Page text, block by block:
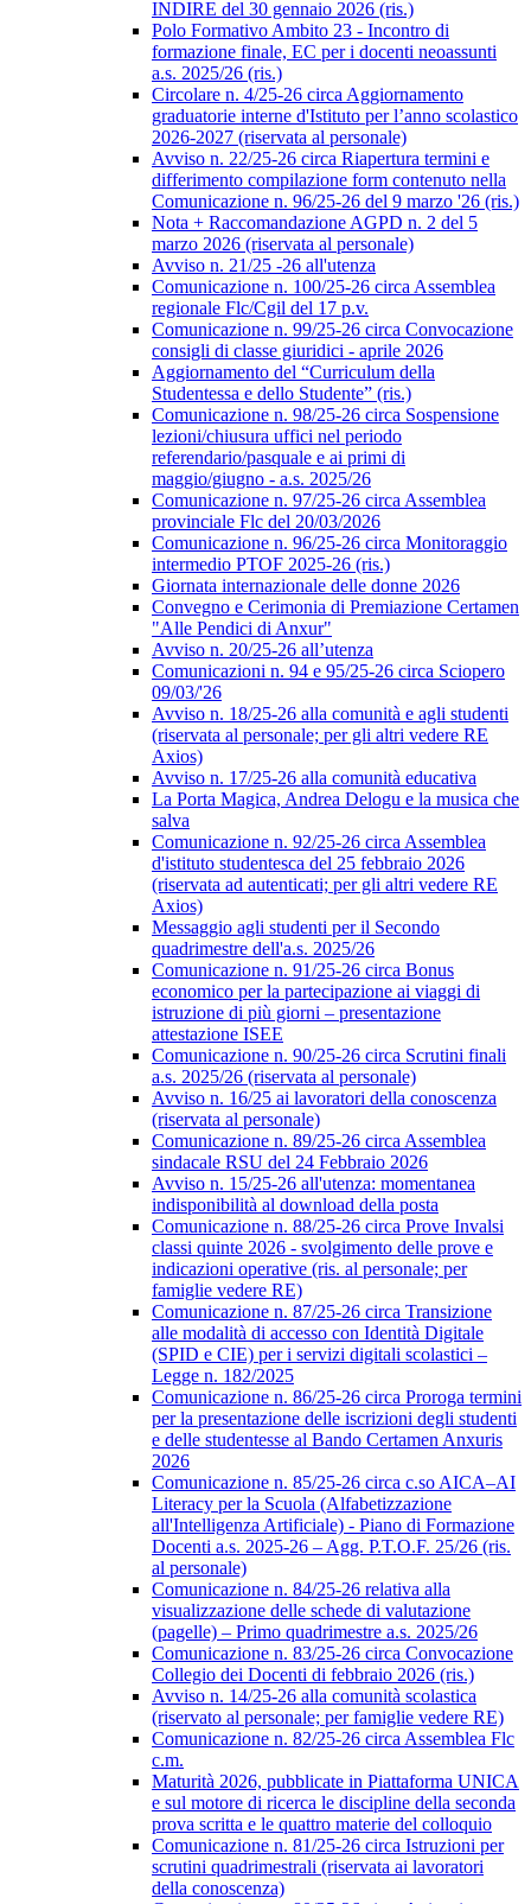
INDIRE del 30 gennaio 2026 (ris.)
Polo Formativo Ambito 23 - Incontro di
formazione finale, EC per i docenti neoassunti
a.s. 2025/26 (ris.)
Circolare n. 4/25-26 circa Aggiornamento
graduatorie interne d'Istituto per l’anno scolastico
2026-2027 (riservata al personale)
Avviso n. 22/25-26 circa Riapertura termini e
differimento compilazione form contenuto nella
Comunicazione n. 96/25-26 del 9 marzo '26 (ris.)
Nota + Raccomandazione AGPD n. 2 del 5
marzo 2026 (riservata al personale)
Avviso n. 21/25 -26 all'utenza
Comunicazione n. 100/25-26 circa Assemblea
regionale Flc/Cgil del 17 p.v.
Comunicazione n. 99/25-26 circa Convocazione
consigli di classe giuridici - aprile 2026
Aggiornamento del “Curriculum della
Studentessa e dello Studente” (ris.)
Comunicazione n. 98/25-26 circa Sospensione
lezioni/chiusura uffici nel periodo
referendario/pasquale e ai primi di
maggio/giugno - a.s. 2025/26
Comunicazione n. 97/25-26 circa Assemblea
provinciale Flc del 20/03/2026
Comunicazione n. 96/25-26 circa Monitoraggio
intermedio PTOF 2025-26 (ris.)
Giornata internazionale delle donne 2026
Convegno e Cerimonia di Premiazione Certamen
"Alle Pendici di Anxur"
Avviso n. 20/25-26 all’utenza
Comunicazioni n. 94 e 95/25-26 circa Sciopero
09/03/'26
Avviso n. 18/25-26 alla comunità e agli studenti
(riservata al personale; per gli altri vedere RE
Axios)
Avviso n. 17/25-26 alla comunità educativa
La Porta Magica, Andrea Delogu e la musica che
salva
Comunicazione n. 92/25-26 circa Assemblea
d'istituto studentesca del 25 febbraio 2026
(riservata ad autenticati; per gli altri vedere RE
Axios)
Messaggio agli studenti per il Secondo
quadrimestre dell'a.s. 2025/26
Comunicazione n. 91/25-26 circa Bonus
economico per la partecipazione ai viaggi di
istruzione di più giorni – presentazione
attestazione ISEE
Comunicazione n. 90/25-26 circa Scrutini finali
a.s. 2025/26 (riservata al personale)
Avviso n. 16/25 ai lavoratori della conoscenza
(riservata al personale)
Comunicazione n. 89/25-26 circa Assemblea
sindacale RSU del 24 Febbraio 2026
Avviso n. 15/25-26 all'utenza: momentanea
indisponibilità al download della posta
Comunicazione n. 88/25-26 circa Prove Invalsi
classi quinte 2026 - svolgimento delle prove e
indicazioni operative (ris. al personale; per
famiglie vedere RE)
Comunicazione n. 87/25-26 circa Transizione
alle modalità di accesso con Identità Digitale
(SPID e CIE) per i servizi digitali scolastici –
Legge n. 182/2025
Comunicazione n. 86/25-26 circa Proroga termini
per la presentazione delle iscrizioni degli studenti
e delle studentesse al Bando Certamen Anxuris
2026
Comunicazione n. 85/25-26 circa c.so AICA–AI
Literacy per la Scuola (Alfabetizzazione
all'Intelligenza Artificiale) - Piano di Formazione
Docenti a.s. 2025-26 – Agg. P.T.O.F. 25/26 (ris.
al personale)
Comunicazione n. 84/25-26 relativa alla
visualizzazione delle schede di valutazione
(pagelle) – Primo quadrimestre a.s. 2025/26
Comunicazione n. 83/25-26 circa Convocazione
Collegio dei Docenti di febbraio 2026 (ris.)
Avviso n. 14/25-26 alla comunità scolastica
(riservato al personale; per famiglie vedere RE)
Comunicazione n. 82/25-26 circa Assemblea Flc
c.m.
Maturità 2026, pubblicate in Piattaforma UNICA
e sul motore di ricerca le discipline della seconda
prova scritta e le quattro materie del colloquio
Comunicazione n. 81/25-26 circa Istruzioni per
scrutini quadrimestrali (riservata ai lavoratori
della conoscenza)